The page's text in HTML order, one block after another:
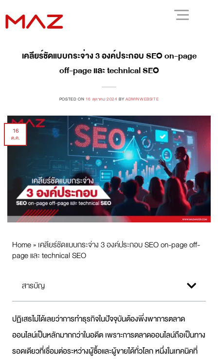
เคลียร์ชัดแบบกระจ่าง 3 องค์ประกอบ SEO on-page
off-page และ technical SEO
POSTED ON 16 ตุลาคม 2024 BY ADMINWEBSITE
16
ต.ค.
Home»เคลียร์ชัดแบบกระจ่าง 3 องค์ประกอบ SEO on-page off-
page และ technical SEO
สารบัญ
ปฏิเสธไม่ได้เลยว่าการทำธุรกิจในปัจจุบันต้องพึ่งพาการตลาด
ออนไลน์เป็นหลักมากกว่าในอดีต เพราะการตลาดออนไลน์ถือเป็นทาง
รอดเดียวที่เชื่อมต่อระหว่างผู้ซื้อและผู้ขายได้ทั่วโลก หนึ่งในเทคนิคที่